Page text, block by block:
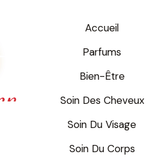
Accueil
Parfums
Bien-Être
Soin Des Cheveux
Soin Du Visage
Soin Du Corps